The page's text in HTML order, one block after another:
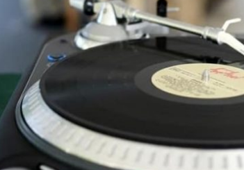
Pour les 25 ans de GARISO j’ai eu le plaisir
base d’authentiques vinyles rares. Voici
READ